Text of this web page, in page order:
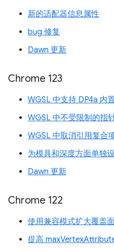
新的适配器信息属性
bug 修复
Dawn 更新
Chrome 123
WGSL 中支持 DP4a 内
WGSL 中不受限制的指
WGSL 中取消引用复合
为模具和深度方面单独
Dawn 更新
Chrome 122
使用兼容模式扩大覆盖
提高